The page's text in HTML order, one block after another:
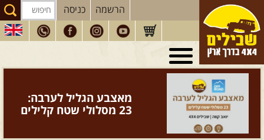
הרשמה כניסה
טיולי 4X4
בארץ
מסעות בעולם
טיוליםלרכב פנאי
הדרכותנהיגה
מאצבע הגליל לערבה:
23 מסלולי שטח קלילים